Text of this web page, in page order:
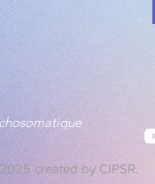
created by CIPSR.
c'est un lieu de